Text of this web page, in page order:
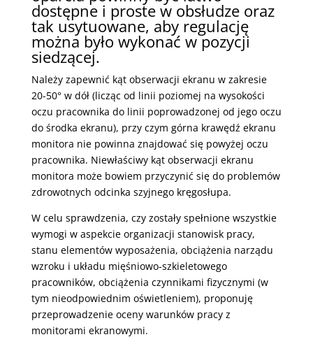
dostępne i proste w obsłudze oraz
tak usytuowane, aby regulację
można było wykonać w pozycji
siedzącej.
Należy zapewnić kąt obserwacji ekranu w zakresie
20-50° w dół (licząc od linii poziomej na wysokości
oczu pracownika do linii poprowadzonej od jego oczu
do środka ekranu), przy czym górna krawędź ekranu
monitora nie powinna znajdować się powyżej oczu
pracownika. Niewłaściwy kąt obserwacji ekranu
monitora może bowiem przyczynić się do problemów
zdrowotnych odcinka szyjnego kręgosłupa.
W celu sprawdzenia, czy zostały spełnione wszystkie
wymogi w aspekcie organizacji stanowisk pracy,
stanu elementów wyposażenia, obciążenia narządu
wzroku i układu mięśniowo-szkieletowego
pracowników, obciążenia czynnikami fizycznymi (w
tym nieodpowiednim oświetleniem), proponuję
przeprowadzenie oceny warunków pracy z
monitorami ekranowymi.